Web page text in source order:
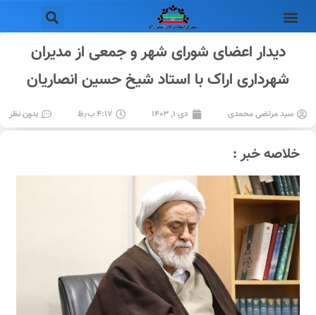
دیدار اعضای شورای شهر و جمعی از مدیران
شهرداری اراک با استاد شیخ حسین انصاریان
سید مرتضی محمدی دی ۱, ۱۴۰۳ ۴:۱۷ ب٫ظ بدون نظر
خلاصه خبر :